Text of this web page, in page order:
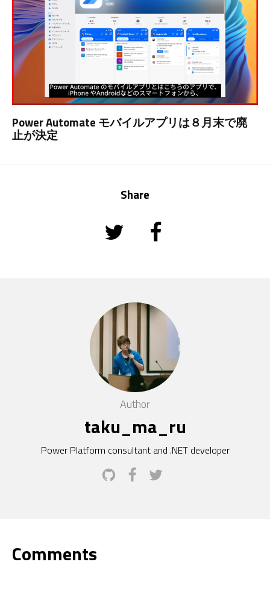
Power Automate モバイルアプリは８月末で廃
止が決定
Share
Author
taku_ma_ru
Power Platform consultant and .NET developer
Comments